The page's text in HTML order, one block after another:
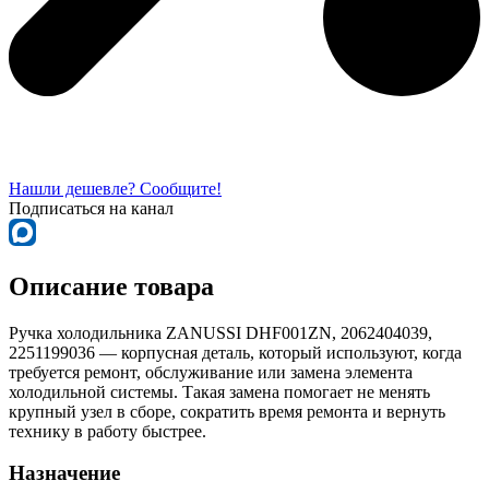
Нашли дешевле? Сообщите!
Подписаться на канал
Описание товара
Ручка холодильника ZANUSSI DHF001ZN, 2062404039,
2251199036 — корпусная деталь, который используют, когда
требуется ремонт, обслуживание или замена элемента
холодильной системы. Такая замена помогает не менять
крупный узел в сборе, сократить время ремонта и вернуть
технику в работу быстрее.
Назначение